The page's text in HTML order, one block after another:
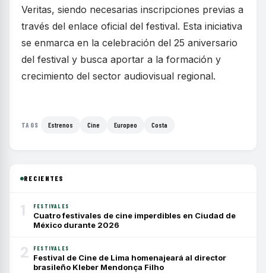
Veritas, siendo necesarias inscripciones previas a
través del enlace oficial del festival. Esta iniciativa
se enmarca en la celebración del 25 aniversario
del festival y busca aportar a la formación y
crecimiento del sector audiovisual regional.
TAGS Estrenos Cine Europeo Costa
RECIENTES
1 FESTIVALES
Cuatro festivales de cine imperdibles en Ciudad de
México durante 2026
2 FESTIVALES
Festival de Cine de Lima homenajeará al director
brasileño Kleber Mendonça Filho